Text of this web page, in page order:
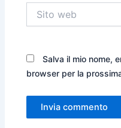
web
Salva il mio nome,
browser per la